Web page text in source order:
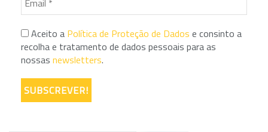
Aceito a Política de Proteção de Dados e consinto a
recolha e tratamento de dados pessoais para as
nossas newsletters.